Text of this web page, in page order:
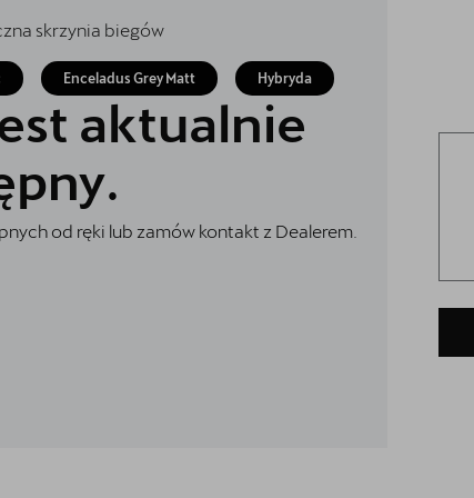
skrzynia biegów
Enceladus Grey Matt Hybryda
aktualnie
od ręki lub zamów kontakt z Dealerem.